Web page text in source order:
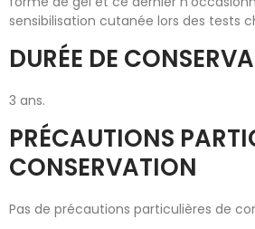
sensibilisation cutanée lors des tests
DURÉE DE
3 ans.
PRÉCAUTIONS
CONSERVATION
Pas de précautions particulières de